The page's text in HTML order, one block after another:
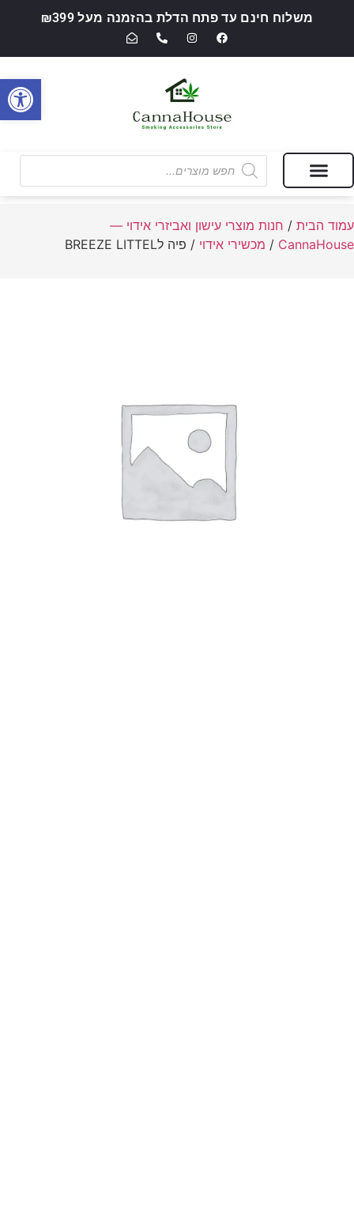
משלוח חינם עד פתח הדלת בהזמנה מעל ₪399
עמוד הבית / חנות מוצרי עישון ואביזרי אידוי —
CannaHouse
/ מכשירי אידוי / פיה לBREEZE LITTEL
פתח